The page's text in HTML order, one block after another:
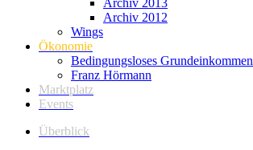
Archiv 2013
Archiv 2012
Wings
Ökonomie
Bedingungsloses Grundeinkommen
Franz Hörmann
Marktplatz
Events
Überblick